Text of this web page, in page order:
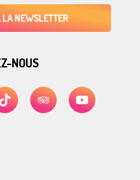
NEWSLETTER
NOUS